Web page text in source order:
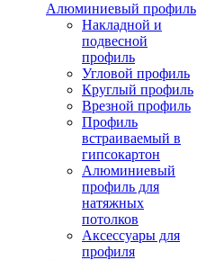
Алюминиевый профиль
Накладной и
подвесной
профиль
Угловой профиль
Круглый профиль
Врезной профиль
Профиль
встраиваемый в
гипсокартон
Алюминиевый
профиль для
натяжных
потолков
Аксессуары для
профиля